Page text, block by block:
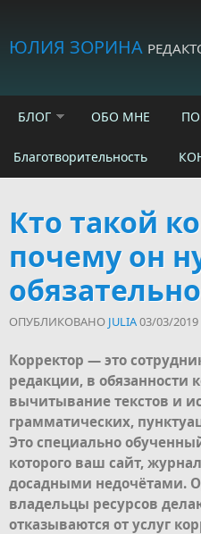
ЮЛИЯ ЗОРИНА
БЛОГ ОБО МНЕ
Благотворительность
Кто такой
почему он
обязательно
ОПУБЛИКОВАНО JULIA03/03/2019
Корректор — это
редакции, в обязанности
вычитывание текстов и
грамматических,
Это специально
которого ваш сайт,
досадными недочётами.
владельцы ресурсов
отказываются от услуг